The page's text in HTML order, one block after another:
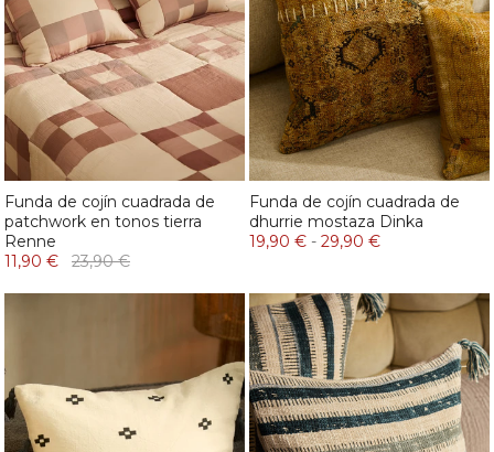
Funda de cojín cuadrada de
patchwork en tonos tierra
Renne
11,90 €
23,90 €
Funda de cojín cuadrada de
dhurrie mostaza Dinka
19,90 € - 29,90 €